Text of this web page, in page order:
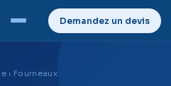
Demandez un devis
› Fourneaux